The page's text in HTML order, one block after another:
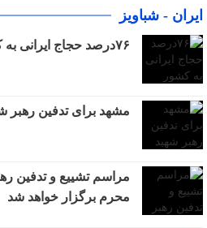
ایران - شباویز
۷۶درصد حجاج ایرانی به کشور برگشتند
مشهد برای تدفین رهبر
مراسم تشییع و تدفین
محرم برگزار خواهد شد